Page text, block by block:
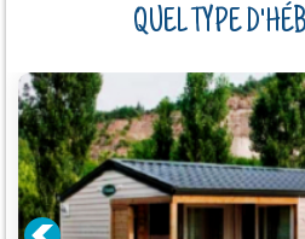
QUEL TYPE